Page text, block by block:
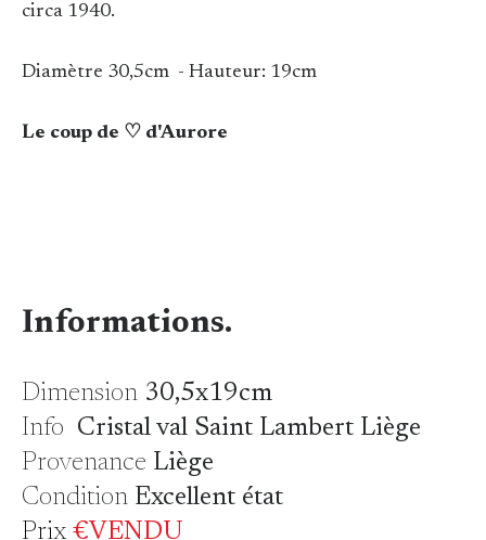
circa 1940.
Diamètre 30,5cm - Hauteur: 19cm
Le coup de ♡ d'Aurore
Informations.
Dimension30,5x19cm
Info Cristal val Saint Lambert Liège
Provenance Liège
Condition Excellent état
Prix€VENDU